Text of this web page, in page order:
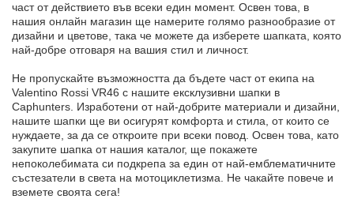
част от действието във всеки един момент. Освен това, в
нашия онлайн магазин ще намерите голямо разнообразие от
дизайни и цветове, така че можете да изберете шапката, която
най-добре отговаря на вашия стил и личност.
Не пропускайте възможността да бъдете част от екипа на
Valentino Rossi VR46 с нашите ексклузивни шапки в
Caphunters. Изработени от най-добрите материали и дизайни,
нашите шапки ще ви осигурят комфорта и стила, от които се
нуждаете, за да се откроите при всеки повод. Освен това, като
закупите шапка от нашия каталог, ще покажете
непоколебимата си подкрепа за един от най-емблематичните
състезатели в света на мотоциклетизма. Не чакайте повече и
вземете своята сега!